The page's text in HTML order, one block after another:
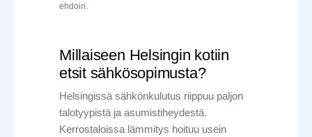
ehdoin.
Millaiseen Helsingin kotiin
etsit sähkösopimusta?
Helsingissä sähkönkulutus riippuu paljon
talotyypistä ja asumistiheydestä.
Kerrostaloissa lämmitys hoituu usein